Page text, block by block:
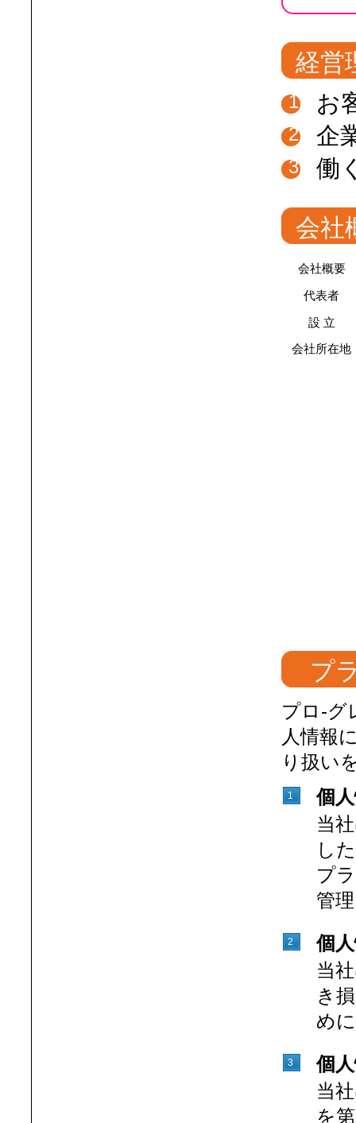
経営
1 お
2 企
3 働
会社
会社概要
代表者
設 立
会社所在地
プ
プロ-グ
人情報
り扱い
1
個
当
し
プ
管
2
個
当
き
め
3
個
当
を